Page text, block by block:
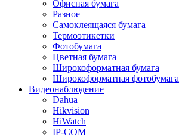
Офисная бумага
Разное
Самоклеящаяся бумага
Термоэтикетки
Фотобумага
Цветная бумага
Широкоформатная бумага
Широкоформатная фотобумага
Видеонаблюдение
Dahua
Hikvision
HiWatch
IP-COM